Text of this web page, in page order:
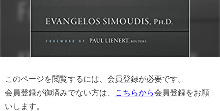
このページを閲覧するには、会員登録が必要です。
会員登録が御済みでない方は、
こちらから会員登録をお願
いします。